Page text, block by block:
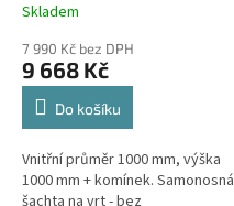
Průměrné
produktu
je
4,4
hvězdiček.
Skladem
7 990 Kč bez DPH
9 668 Kč
Do košíku
Vnitřní průměr 1000 mm, výška
1000 mm + komínek. Samonosná